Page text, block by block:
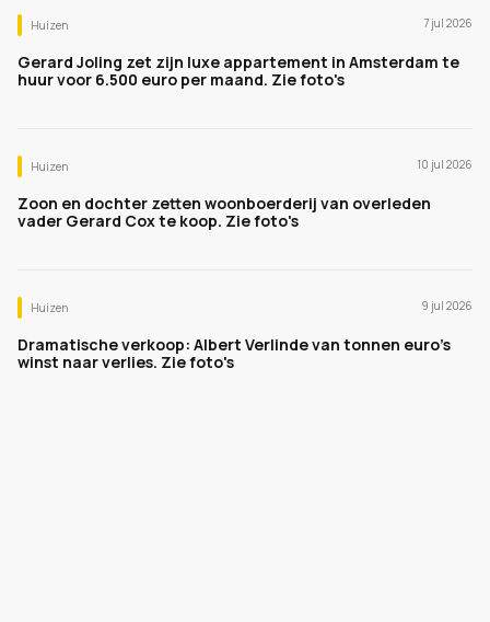
Huizen 7 jul 2026
Gerard Joling zet zijn luxe appartement in Amsterdam te
huur voor 6.500 euro per maand. Zie foto's
Huizen 10 jul 2026
Zoon en dochter zetten woonboerderij van overleden
vader Gerard Cox te koop. Zie foto's
Huizen 9 jul 2026
Dramatische verkoop: Albert Verlinde van tonnen euro's
winst naar verlies. Zie foto's